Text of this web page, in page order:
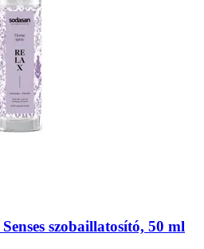
szobaillatosító, 50 ml